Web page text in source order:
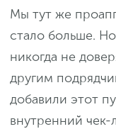
Мы тут же
стало больше.
никогда не
другим
добавили этот
внутренний чек-